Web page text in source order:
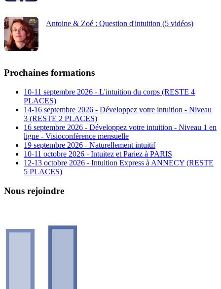
Antoine & Zoé : Question d'intuition (5 vidéos)
Prochaines formations
10-11 septembre 2026 - L'intuition du corps (RESTE 4
PLACES)
14-16 septembre 2026 - Développez votre intuition - Niveau
3 (RESTE 2 PLACES)
16 septembre 2026 - Développez votre intuition - Niveau 1 en
ligne - Visioconférence mensuelle
19 septembre 2026 - Naturellement intuitif
10-11 octobre 2026 - Intuitez et Pariez à PARIS
12-13 octobre 2026 - Intuition Express à ANNECY (RESTE
5 PLACES)
Nous rejoindre